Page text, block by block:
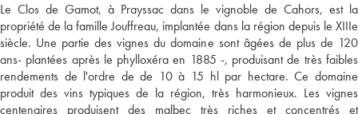
Le Clos de Gamot, à Prayssac dans le vignoble de Cahors, est la
propriété de la famille Jouffreau, implantée dans la région depuis le XIIIe
siècle. Une partie des vignes du domaine sont âgées de plus de 120
ans- plantées après le phylloxéra en 1885 -, produisant de très faibles
rendements de l'ordre de de 10 à 15 hl par hectare. Ce domaine
produit des vins typiques de la région, très harmonieux. Les vignes
centenaires produisent des malbec très riches et concentrés et